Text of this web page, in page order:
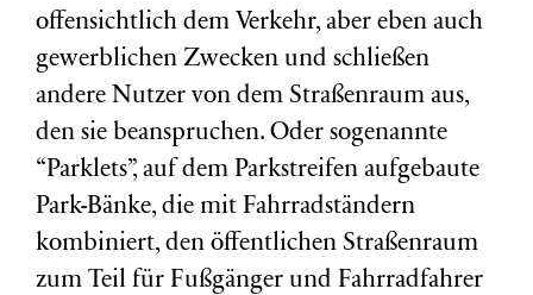
offensichtlich dem Verkehr, aber eben auch
gewerblichen Zwecken und schließen
andere Nutzer von dem Straßenraum aus,
den sie beanspruchen. Oder sogenannte
“Parklets”, auf dem Parkstreifen aufgebaute
Park-Bänke, die mit Fahrradständern
kombiniert, den öffentlichen Straßenraum
zum Teil für Fußgänger und Fahrradfahrer